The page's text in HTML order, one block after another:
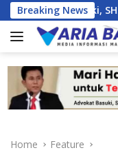
Skip
to
content
Breaking News
Basuki, SH., MM.,
Home Feature